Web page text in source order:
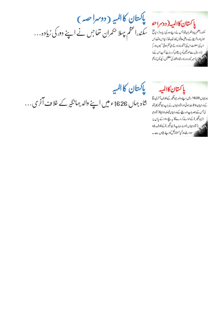
پاکستان کا المیہ (دوسرا حصہ)
سکندراعظم پہلا حکمران تھا جس نے اپنے دور کی زیادہ…
پاکستان کا المیہ
شاہ جہاں 1626ء میں اپنے والد جہانگیر کے خلاف آخری…